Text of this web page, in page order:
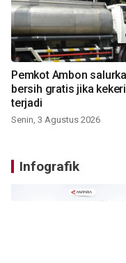
Pemkot Ambon
bersih gratis jika
terjadi
Senin, 3 Agustus 2026
Infografik